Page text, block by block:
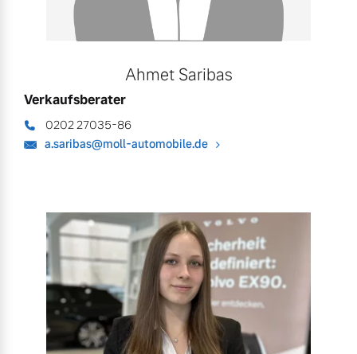
Ahmet Saribas
Verkaufsberater
0202 27035-86
a.saribas@moll-automobile.de